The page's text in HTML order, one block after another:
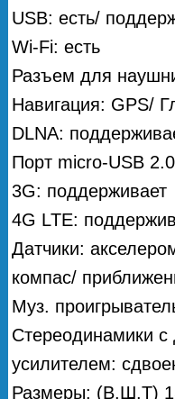
USB: есть/
Wi-Fi: есть
Разъем для
Навигация: GPS/
DLNA:
Порт micro-USB
3G: поддерживает
4G LTE:
Датчики:
компас/
Муз.
Стереодинамики
усилителем:
Размеры: (В.Ш.Т)